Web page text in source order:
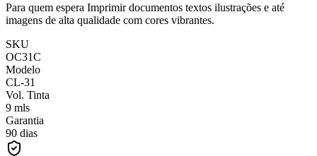
Para quem espera Imprimir documentos textos ilustrações e até
imagens de alta qualidade com cores vibrantes.
SKU
OC31C
Modelo
CL-31
Vol. Tinta
9 mls
Garantia
90 dias